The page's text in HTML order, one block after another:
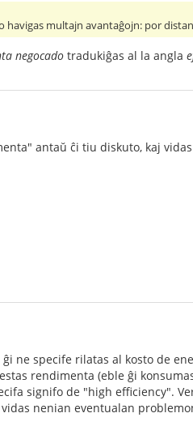
havigas multajn avantaĝojn: por
negocado tradukiĝas al la angla
antaŭ ĉi tiu diskuto, kaj
ne specife rilatas al kosto de
rendimenta (eble ĝi
signifo de "high efficiency".
vidas nenian eventualan